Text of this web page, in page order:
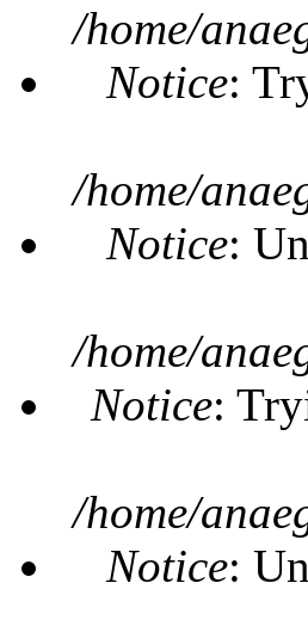
/home/
Notice:
/home/
Notice:
/home/
Notice:
/home/
Notice: